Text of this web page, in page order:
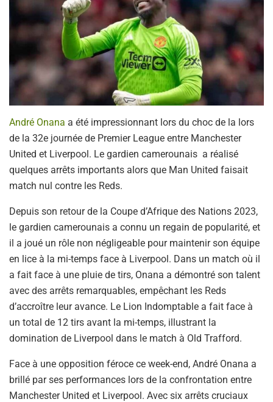
André Onana a été impressionnant lors du choc de la lors
de la 32e journée de Premier League entre Manchester
United et Liverpool. Le gardien camerounais a réalisé
quelques arrêts importants alors que Man United faisait
match nul contre les Reds.
Depuis son retour de la Coupe d’Afrique des Nations 2023,
le gardien camerounais a connu un regain de popularité, et
il a joué un rôle non négligeable pour maintenir son équipe
en lice à la mi-temps face à Liverpool. Dans un match où il
a fait face à une pluie de tirs, Onana a démontré son talent
avec des arrêts remarquables, empêchant les Reds
d’accroître leur avance. Le Lion Indomptable a fait face à
un total de 12 tirs avant la mi-temps, illustrant la
domination de Liverpool dans le match à Old Trafford.
Face à une opposition féroce ce week-end, André Onana a
brillé par ses performances lors de la confrontation entre
Manchester United et Liverpool. Avec six arrêts cruciaux